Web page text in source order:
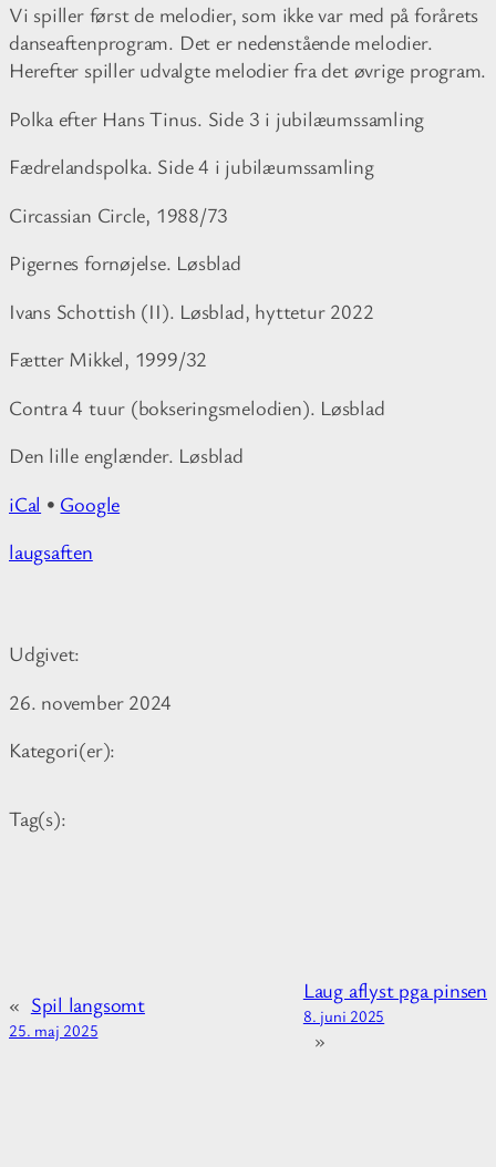
e
n
t
e
r
S
o
v
a
g
Vi spiller først de melodier, som ikke var med på forårets
danseaftenprogram. Det er nedenstående melodier.
Herefter spiller udvalgte melodier fra det øvrige program.
Polka efter Hans Tinus. Side 3 i jubilæumssamling
Fædrelandspolka. Side 4 i jubilæumssamling
Circassian Circle, 1988/73
Pigernes fornøjelse. Løsblad
Ivans Schottish (II). Løsblad, hyttetur 2022
Fætter Mikkel, 1999/32
Contra 4 tuur (bokseringsmelodien). Løsblad
Den lille englænder. Løsblad
iCal • Google
M
i
n
f
o
a
o
laugsaften
Udgivet:
26. november 2024
Kategori(er):
Tag(s):
« Spil langsomt
25. maj 2025
Laug aflyst pga pinsen
8. juni 2025
»